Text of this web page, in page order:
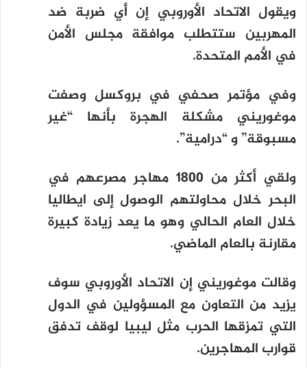
ويقول الاتحاد الأوروبي إن أي ضربة ضد
المهربين ستتطلب موافقة مجلس الأمن
في الأمم المتحدة.
وفي مؤتمر صحفي في بروكسل وصفت
موغوريني مشكلة الهجرة بأنها “غير
مسبوقة” و “درامية”.
ولقي أكثر من 1800 مهاجر مصرعهم في
البحر خلال محاولتهم الوصول إلى ايطاليا
خلال العام الحالي وهو ما يعد زيادة كبيرة
مقارنة بالعام الماضي.
وقالت موغوريني إن الاتحاد الأوروبي سوف
يزيد من التعاون مع المسؤولين في الدول
التي تمزقها الحرب مثل ليبيا لوقف تدفق
قوارب المهاجرين.